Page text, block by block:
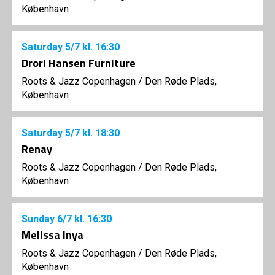
København
Saturday 5/7 kl. 16:30
Drori Hansen Furniture
Roots & Jazz Copenhagen / Den Røde Plads,
København
Saturday 5/7 kl. 18:30
Renay
Roots & Jazz Copenhagen / Den Røde Plads,
København
Sunday 6/7 kl. 16:30
Melissa Inya
Roots & Jazz Copenhagen / Den Røde Plads,
København